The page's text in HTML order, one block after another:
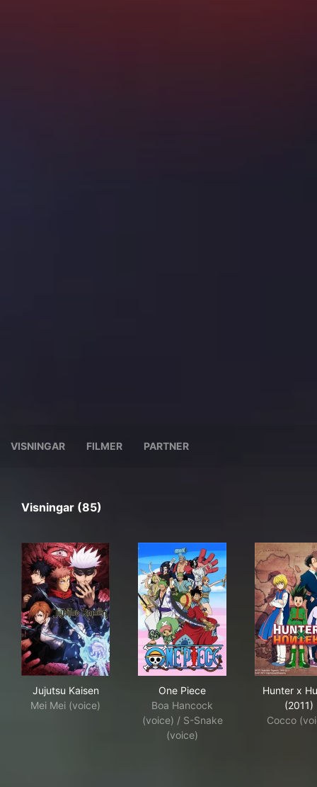
VISNINGAR FILMER PARTNER
Visningar (85)
Jujutsu Kaisen
Mei Mei (voice)
One Piece
Boa Hancock
(voice) / S-Snake
(voice)
Hunter x
(2011)
Cocco